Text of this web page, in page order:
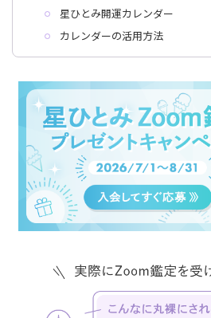
星ひとみ開運カレンダー
カレンダーの活用方法